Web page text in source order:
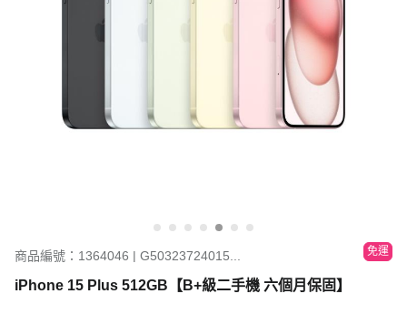
商品編號：1364046 | G50323724015... 免運
iPhone 15 Plus 512GB【B+級二手機 六個月保固】